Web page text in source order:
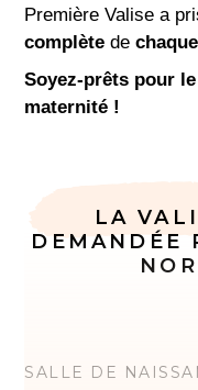
Première Valise a
complète de
Soyez-prêts pour
maternité !
LA
DEMANDÉE
SALLE DE